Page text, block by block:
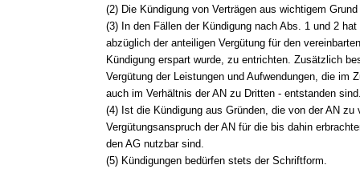
(2) Die Kündigung von Verträgen aus wichtigem
(3) In den Fällen der Kündigung nach Abs. 1 und 2
abzüglich der anteiligen Vergütung für den
Kündigung erspart wurde, zu entrichten. Zusätzlich
Vergütung der Leistungen und Aufwendungen, die im
auch im Verhältnis der AN zu Dritten - entstanden
(4) Ist die Kündigung aus Gründen, die von der AN
Vergütungsanspruch der AN für die bis dahin
den AG nutzbar sind.
(5) Kündigungen bedürfen stets der Schriftform.